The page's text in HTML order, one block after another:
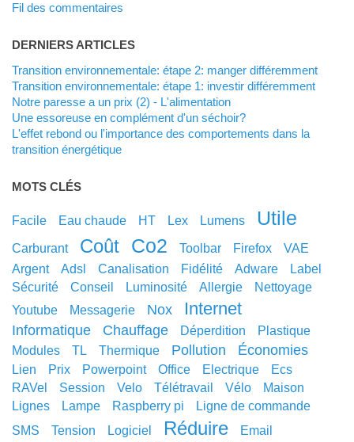
Fil des commentaires
DERNIERS ARTICLES
Transition environnementale: étape 2: manger différemment
Transition environnementale: étape 1: investir différemment
Notre paresse a un prix (2) - L'alimentation
Une essoreuse en complément d'un séchoir?
L'effet rebond ou l'importance des comportements dans la
transition énergétique
MOTS CLÉS
facile eau chaude HT lex lumens utile
carburant coût co2 toolbar Firefox
VAE
argent
adsl canalisation fidélité adware
label
sécurité
conseil luminosité allergie
nettoyage
youtube
messagerie nox internet
informatique chauffage déperdition
plastique
modules
TL thermique pollution économies
lien prix powerpoint office electrique
ecs
RAVel
session velo télétravail vélo
maison
lignes
lampe raspberry pi
ligne de commande
SMS
tension logiciel réduire
email